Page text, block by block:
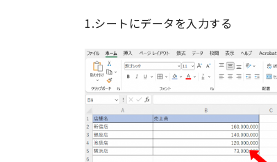
1.シートにデータを入力する